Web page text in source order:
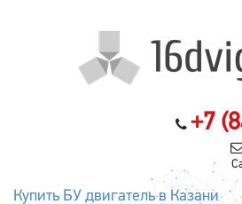
+7
Купить БУ двигатель в Казани